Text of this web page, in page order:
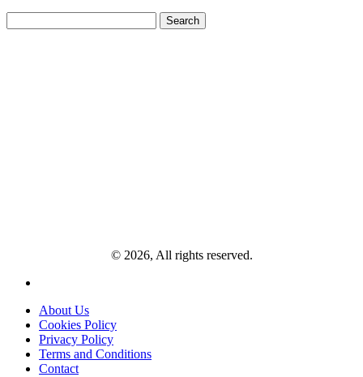
for:
© 2026, All rights reserved.
About Us
Cookies Policy
Privacy Policy
Terms and Conditions
Contact